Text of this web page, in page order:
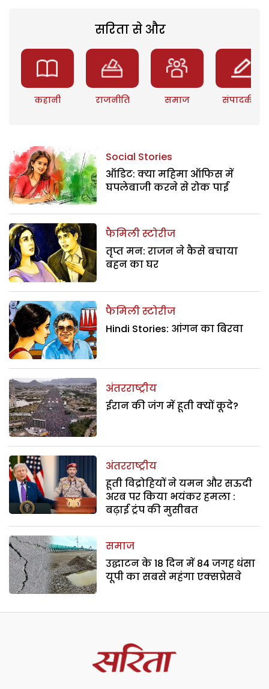
सरिता से और
कहानी राजनीति समाज संपादकीय
Social Stories
ऑडिट: क्या महिमा ऑफिस में
घपलेबाजी करने से रोक पाई
फैमिली स्टोरीज
तृप्त मन: राजन ने कैसे बचाया
बहन का घर
फैमिली स्टोरीज
Hindi Stories: आंगन का बिरवा
अंतरराष्ट्रीय
ईरान की जंग में हूती क्यों कूदे?
अंतरराष्ट्रीय
हूती विद्रोहियों ने यमन और सऊदी
अरब पर किया भयंकर हमला :
बढ़ाई ट्रंप की मुसीबत
समाज
उद्घाटन के 18 दिन में 84 जगह धंसा
यूपी का सबसे महंगा एक्सप्रेसवे